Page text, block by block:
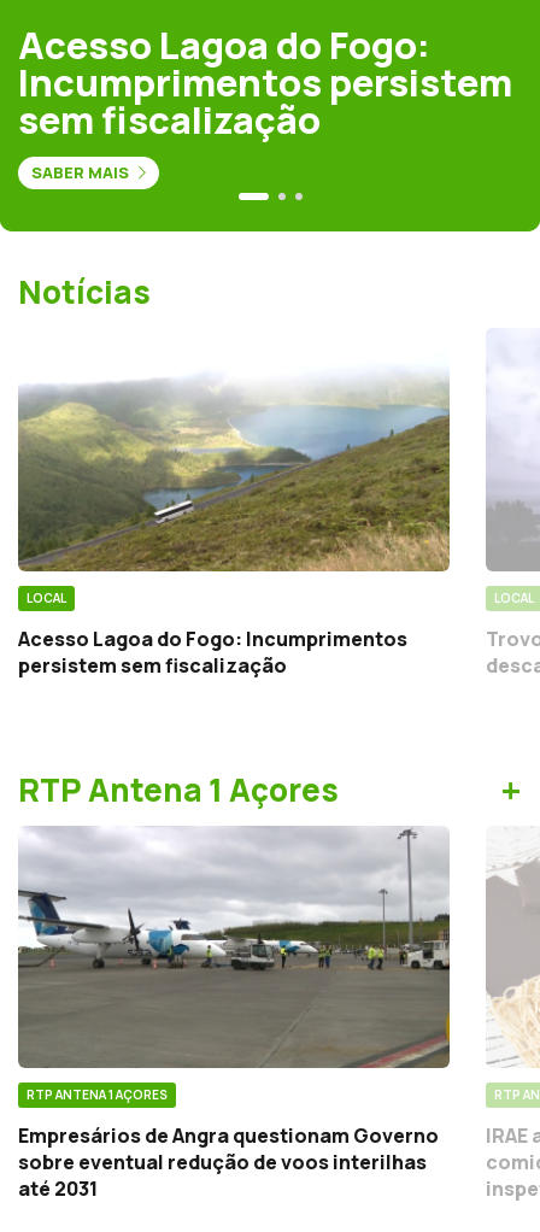
Acesso Lagoa do Fogo:
Incumprimentos persistem
sem fiscalização
SABER MAIS
Notícias
LOCAL
Acesso Lagoa do Fogo: Incumprimentos
persistem sem fiscalização
LOCAL
RTP Antena 1 Açores +
RTP ANTENA 1 AÇORES
Empresários de Angra questionam Governo
sobre eventual redução de voos interilhas
até 2031
RTP